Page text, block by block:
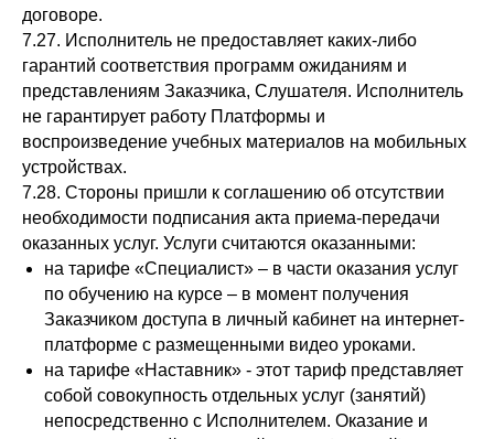
договоре.
7.27. Исполнитель не предоставляет каких-либо
гарантий соответствия программ ожиданиям и
представлениям Заказчика, Слушателя. Исполнитель
не гарантирует работу Платформы и
воспроизведение учебных материалов на мобильных
устройствах.
7.28. Стороны пришли к соглашению об отсутствии
необходимости подписания акта приема-передачи
оказанных услуг. Услуги считаются оказанными:
на тарифе «Специалист» – в части оказания услуг
по обучению на курсе – в момент получения
Заказчиком доступа в личный кабинет на интернет-
платформе с размещенными видео уроками.
на тарифе «Наставник» - этот тариф представляет
собой совокупность отдельных услуг (занятий)
непосредственно с Исполнителем. Оказание и